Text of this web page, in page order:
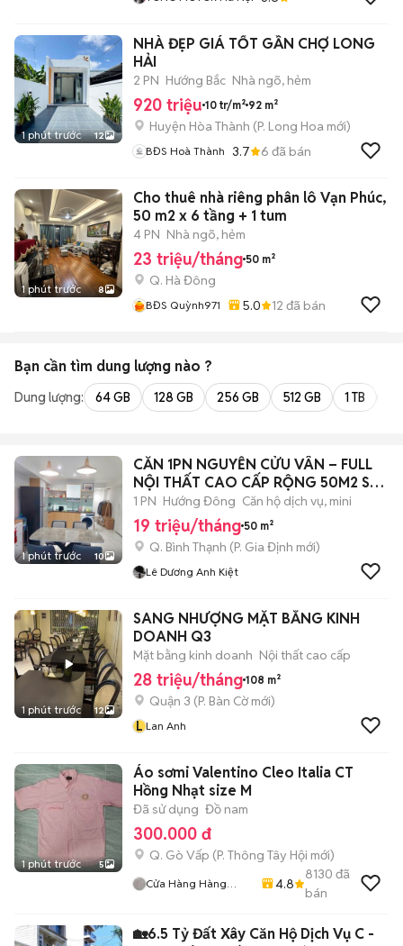
1 phút trước 12
NHÀ ĐẸP GIÁ TỐT GẦN CHỢ LONG
HẢI
2 PN Hướng Bắc Nhà ngõ, hẻm
920 triệu 10 tr/m² 92 m²
Huyện Hòa Thành (P. Long Hoa mới)
BĐS Hoà Thành 3.7 6 đã bán
1 phút trước 8
Cho thuê nhà riêng phân lô Vạn Phúc,
50 m2 x 6 tầng + 1 tum
4 PN Nhà ngõ, hẻm
23 triệu/tháng 50 m²
Q. Hà Đông
BĐS Quỳnh971 5.0 12 đã bán
Bạn cần tìm dung lượng nào ?
Dung lượng: 64 GB 128 GB 256 GB 512 GB 1 TB
1 phút trước 10
CĂN 1PN NGUYỄN CỬU VÂN – FULL
NỘI THẤT CAO CẤP RỘNG 50M2 SÁT
QUẬN 1
1 PN Hướng Đông Căn hộ dịch vụ, mini
19 triệu/tháng 50 m²
Q. Bình Thạnh (P. Gia Định mới)
Lê Dương Anh Kiệt
1 phút trước 12
SANG NHƯỢNG MẶT BẰNG KINH
DOANH Q3
Mặt bằng kinh doanh Nội thất cao cấp
28 triệu/tháng 108 m²
Quận 3 (P. Bàn Cờmới)
L Lan Anh
1 phút trước 5
Áo sơmi Valentino Cleo Italia CT
Hồng Nhạt size M
Đã sử dụng Đồ nam
300.000 đ
Q. Gò Vấp (P. Thông Tây Hội mới)
Cửa Hàng Hàng
4.8
8130 đã
bán
🏡6.5 Tỷ Đất Xây Căn Hộ Dịch Vụ C -